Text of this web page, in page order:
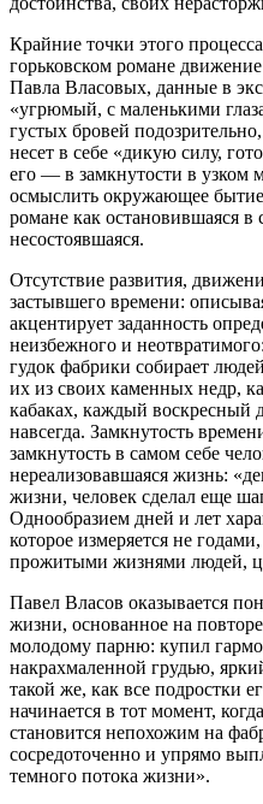
Крайние точки этого
горьковском романе
Павла Власовых, данные в
«угрюмый, с маленькими
густых бровей
несет в себе «дикую силу,
его — в замкнутости в узком
осмыслить окружающее
романе как остановившаяся в
несостоявшаяся.
Отсутствие развития,
застывшего времени:
акцентирует заданность
неизбежного и
гудок фабрики собирает
их из своих каменных недр,
кабаках, каждый воскресный
навсегда. Замкнутость
замкнутость в самом себе
нереализовавшаяся жизнь:
жизни, человек сделал еще
Однообразием дней и лет
которое измеряется не
прожитыми жизнями людей,
Павел Власов оказывается
жизни, основанное на
молодому парню: купил
накрахмаленной грудью,
такой же, как все подростки
начинается в тот момент,
становится непохожим на
сосредоточенно и упрямо
темного потока жизни».